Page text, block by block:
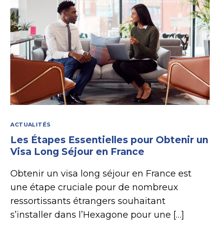
ACTUALITÉS
Les Étapes Essentielles pour Obtenir un
Visa Long Séjour en France
Obtenir un visa long séjour en France est
une étape cruciale pour de nombreux
ressortissants étrangers souhaitant
s’installer dans l’Hexagone pour une […]